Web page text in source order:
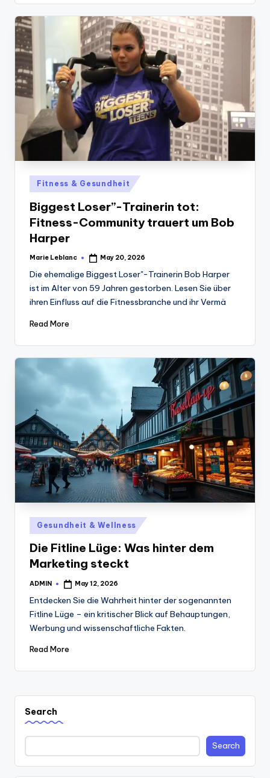
Posted
in
Fitness & Gesundheit
Biggest Loser”-Trainerin tot:
Fitness-Community trauert um Bob
Harper
Posted
Marie Leblanc May 20, 2026
Die ehemalige Biggest Loser''-Trainerin Bob Harper
ist im Alter von 59 Jahren gestorben. Lesen Sie über
ihren Einfluss auf die Fitnessbranche und ihr Vermä
Read More
Posted
in
Gesundheit & Wellness
Die Fitline Lüge: Was hinter dem
Marketing steckt
Posted
ADMIN May 12, 2026
Entdecken Sie die Wahrheit hinter der sogenannten
Fitline Lüge – ein kritischer Blick auf Behauptungen,
Werbung und wissenschaftliche Fakten.
Read More
Search
Search